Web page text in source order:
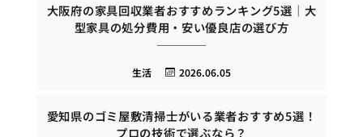
大阪府の家具回収業者おすすめランキング5選｜大
型家具の処分費用・安い優良店の選び方
2026.06.05
生活
愛知県のゴミ屋敷清掃士がいる業者おすすめ5選！
プロの技術で選ぶなら？